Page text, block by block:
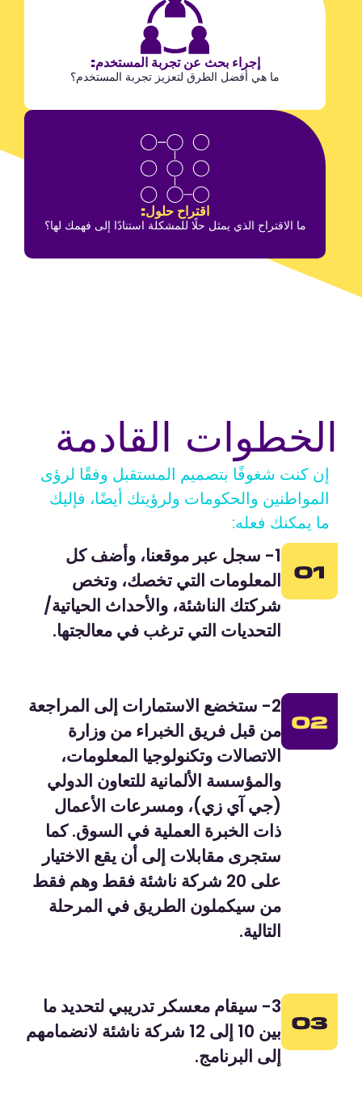
إجراء بحث عن تجربة المستخدم:
ما هي أفضل الطرق لتعزيز تجربة المستخدم؟
اقتراح حلول:
ما الاقتراح الذي يمثل حلًا للمشكلة استنادًا إلى فهمك لها؟
الخطوات القادمة
إن كنت شغوفًا بتصميم المستقبل وفقًا لرؤى
المواطنين والحكومات ولرؤيتك أيضًا، فإليك
ما يمكنك فعله:
1- سجل عبر موقعنا، وأضف كل
المعلومات التي تخصك، وتخص
شركتك الناشئة، والأحداث الحياتية/
التحديات التي ترغب في معالجتها.
2- ستخضع الاستمارات إلى المراجعة
من قبل فريق الخبراء من وزارة
الاتصالات وتكنولوجيا المعلومات،
والمؤسسة الألمانية للتعاون الدولي
(جي آي زي)، ومسرعات الأعمال
ذات الخبرة العملية في السوق. كما
ستجرى مقابلات إلى أن يقع الاختيار
على 20 شركة ناشئة فقط وهم فقط
من سيكملون الطريق في المرحلة
التالية.
3- سيقام معسكر تدريبي لتحديد ما
بين 10 إلى 12 شركة ناشئة لانضمامهم
إلى البرنامج.